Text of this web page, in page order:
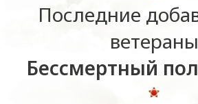
Последние
ветераны
Бессмертный